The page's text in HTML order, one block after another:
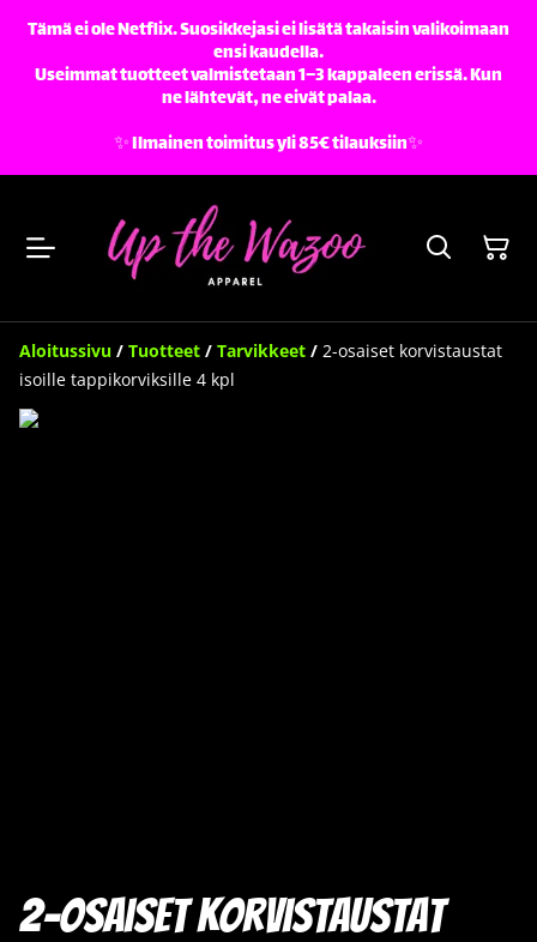
Tämä ei ole Netflix. Suosikkejasi ei lisätä takaisin valikoimaan
ensi kaudella.
Useimmat tuotteet valmistetaan 1–3 kappaleen erissä. Kun
ne lähtevät, ne eivät palaa.
✨️ Ilmainen toimitus yli 85€ tilauksiin✨️
Aloitussivu / Tuotteet / Tarvikkeet / 2-osaiset korvistaustat
isoille tappikorviksille 4 kpl
2-osaiset korvistaustat